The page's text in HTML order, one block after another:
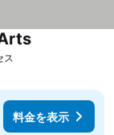
ス
料金を表示
料金を表示